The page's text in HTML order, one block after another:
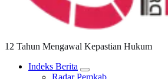
12 Tahun Mengawal Kepastian Hukum
Indeks Berita
Radar Pemkab